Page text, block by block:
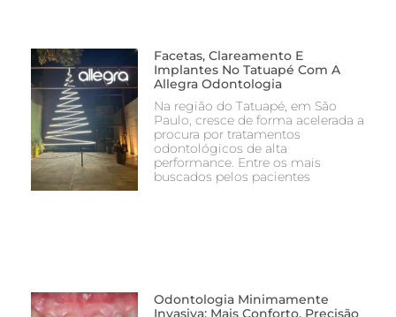
Facetas, Clareamento E
Implantes No Tatuapé Com A
Allegra Odontologia
Na região do Tatuapé, em São
Paulo, cresce de forma acelerada a
procura por tratamentos
odontológicos de alta
performance. Entre os mais
buscados pelos pacientes
Odontologia Minimamente
Invasiva: Mais Conforto, Precisão